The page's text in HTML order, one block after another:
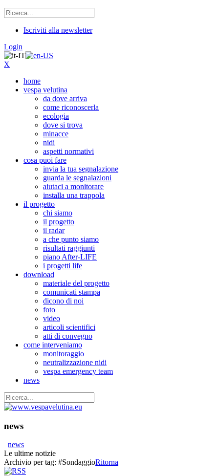
Iscriviti alla newsletter
Login
X
home
vespa velutina
da dove arriva
come riconoscerla
ecologia
dove si trova
minacce
nidi
aspetti normativi
cosa puoi fare
invia la tua segnalazione
guarda le segnalazioni
aiutaci a monitorare
installa una trappola
il progetto
chi siamo
il progetto
il radar
a che punto siamo
risultati raggiunti
piano After-LIFE
i progetti life
download
materiale del progetto
comunicati stampa
dicono di noi
foto
video
articoli scientifici
atti di convegno
come interveniamo
monitoraggio
neutralizzazione nidi
vespa emergency team
news
news
news
Le ultime notizie
Archivio per tag: #SondaggioRitorna